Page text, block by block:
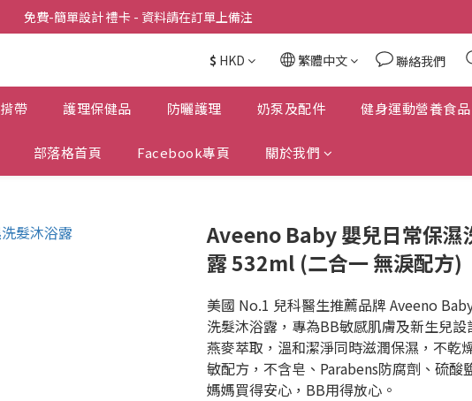
全店滿  $398包送上門
免費-簡單設計 禮卡 - 資料請在訂單上備注
$ HKD 繁體中文 聯絡我們
揹帶 護理保健品 防曬護理 奶泵及配件 健身運動營養食品
部落格首頁 Facebook專頁 關於我們
Aveeno Baby 嬰兒日常保濕
露 532ml (二合一 無淚配方)
美國 No.1 兒科醫生推薦品牌 Aveeno
洗髮沐浴露，專為BB敏感肌膚及新生兒設
燕麥萃取，溫和潔淨同時滋潤保濕，不乾
敏配方，不含皂、Parabens防腐劑、硫酸
媽媽買得安心，BB用得放心。